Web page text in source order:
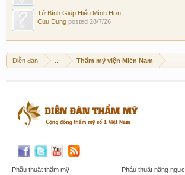
Tử Bình Giúp Hiểu Mình Hơn
Cuu Dung posted 28/7/26
Diễn đàn Thẩm mỹ viện Miền Nam
Phẫu thuật thẩm mỹ
Phẫu thuật nâng ngực